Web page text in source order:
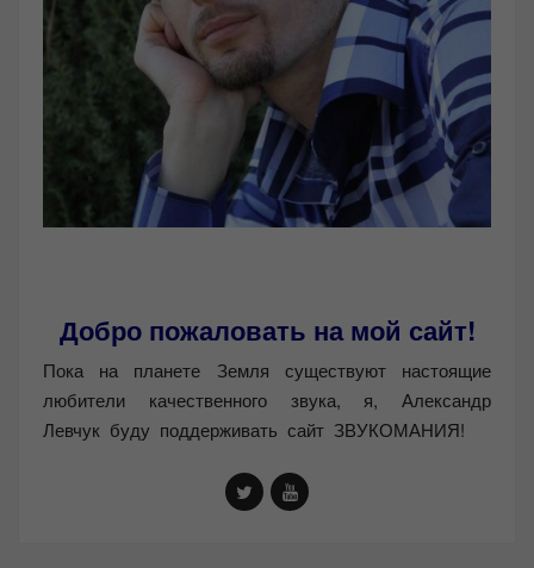
Добро пожаловать на мой сайт!
Пока на планете Земля существуют настоящие
любители качественного звука, я, Александр
Левчук буду поддерживать сайт ЗВУКОМАНИЯ!